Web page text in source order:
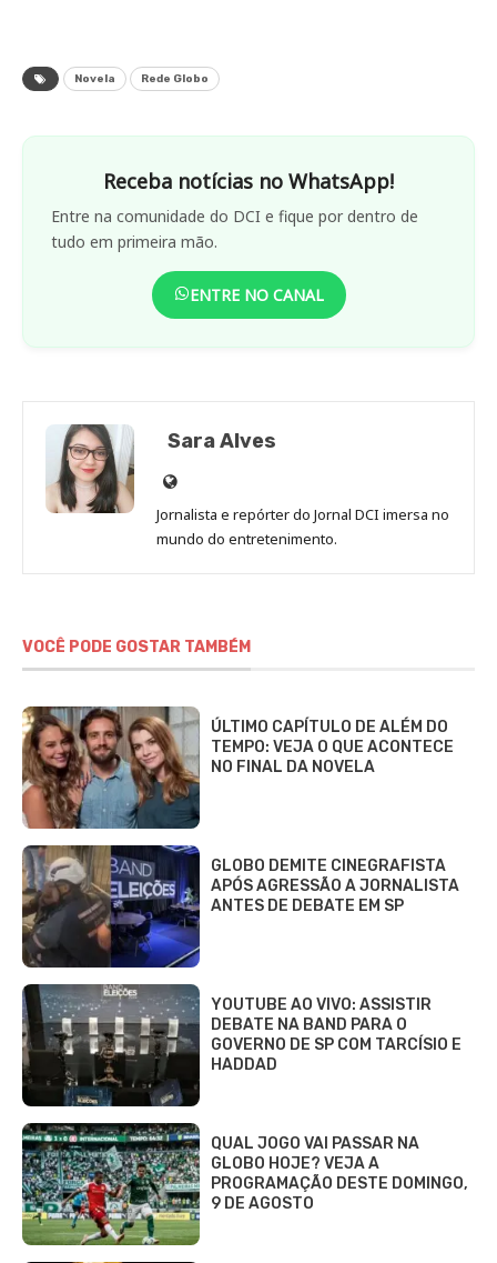
Novela Rede Globo
Receba notícias no WhatsApp!
Entre na comunidade do DCI e fique por dentro de
tudo em primeira mão.
ENTRE NO CANAL
Sara Alves
Site
de
Sara
Jornalista e repórter do Jornal DCI imersa no
mundo do entretenimento.
VOCÊ PODE GOSTAR TAMBÉM
ÚLTIMO CAPÍTULO DE ALÉM DO
TEMPO: VEJA O QUE ACONTECE
NO FINAL DA NOVELA
GLOBO DEMITE CINEGRAFISTA
APÓS AGRESSÃO A JORNALISTA
ANTES DE DEBATE EM SP
YOUTUBE AO VIVO: ASSISTIR
DEBATE NA BAND PARA O
GOVERNO DE SP COM TARCÍSIO E
HADDAD
QUAL JOGO VAI PASSAR NA
GLOBO HOJE? VEJA A
PROGRAMAÇÃO DESTE DOMINGO,
9 DE AGOSTO